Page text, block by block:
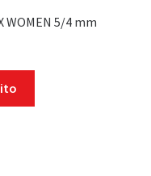
WOMEN 5/4 mm